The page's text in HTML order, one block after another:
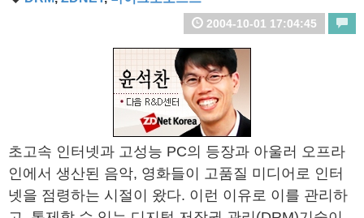
2004-10-01 17:04:45
초고속 인터넷과 고성능 PC의 등장과 아울러 오프라
인에서 생산된 음악, 영화들이 고품질 미디어로 인터
넷을 점령하는 시절이 왔다. 이런 이유로 이를 관리하